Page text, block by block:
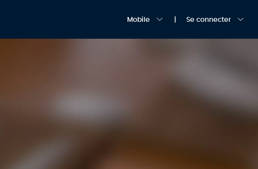
Mobile Se connecter